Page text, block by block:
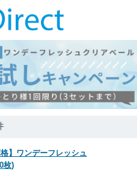
格】ワンデーフレッシュ
枚)